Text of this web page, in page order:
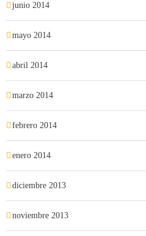
junio 2014
mayo 2014
abril 2014
marzo 2014
febrero 2014
enero 2014
diciembre 2013
noviembre 2013